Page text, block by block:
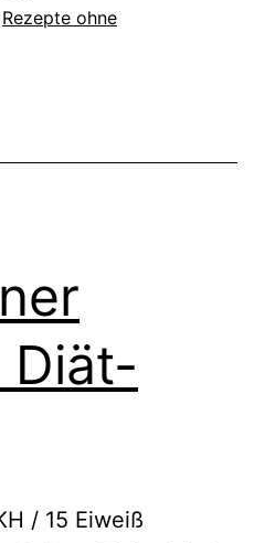
Rezepte ohne
Diät-
/ 15 Eiweiß